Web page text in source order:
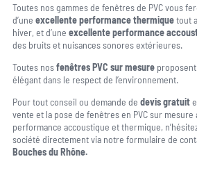
Toutes nos gammes de fenêtres de PVC vous
d’une excellente performance thermiquetout
hiver, et d’une excellente performance
des bruits et nuisances sonores extérieures.
Toutes nosfenêtres PVC sur mesureproposent
élégant dans le respect de l’environnement.
Pour tout conseil ou demande de devis gratuit
vente et la pose de fenêtres en PVC sur mesure
performance accoustique et thermique,
société directement via notre formulaire de
Bouches du Rhône.